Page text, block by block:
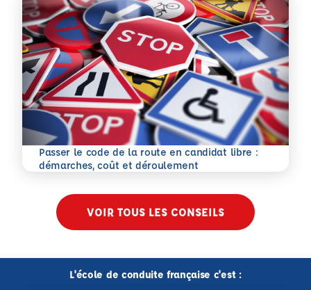
Passer le code de la route en candidat libre :
démarches, coût et déroulement
En savoir plus
VOIR TOUS LES CONSEILS
L'école de conduite française c'est :